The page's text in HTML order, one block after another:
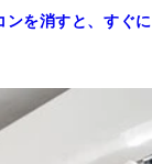
を消すと、すぐに